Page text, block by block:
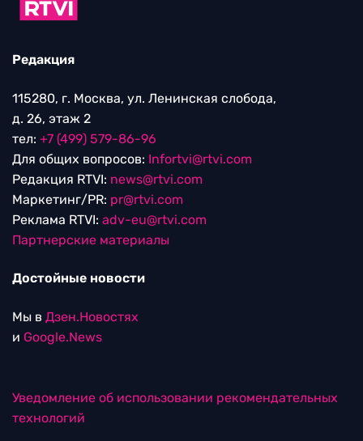
Редакция
115280, г. Москва, ул. Ленинская слобода,
д. 26, этаж 2
тел: +7 (499) 579-86-96
Для общих вопросов: Infortvi@rtvi.com
Редакция RTVI: news@rtvi.com
Маркетинг/PR: pr@rtvi.com
Реклама RTVI: adv-eu@rtvi.com
Партнерские материалы
Достойные новости
Мы в Дзен.Новостях
и Google.News
Уведомление об использовании рекомендательных
технологий